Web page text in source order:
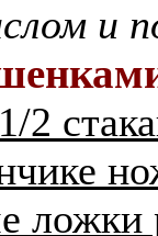
и
2
ложки